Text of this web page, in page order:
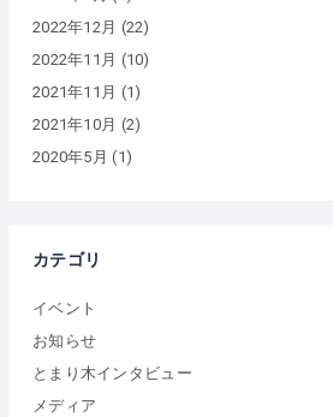
2022年12月 (22)
2022年11月 (10)
2021年11月 (1)
2021年10月 (2)
2020年5月 (1)
カテゴリ
イベント
お知らせ
とまり木インタビュー
メディア